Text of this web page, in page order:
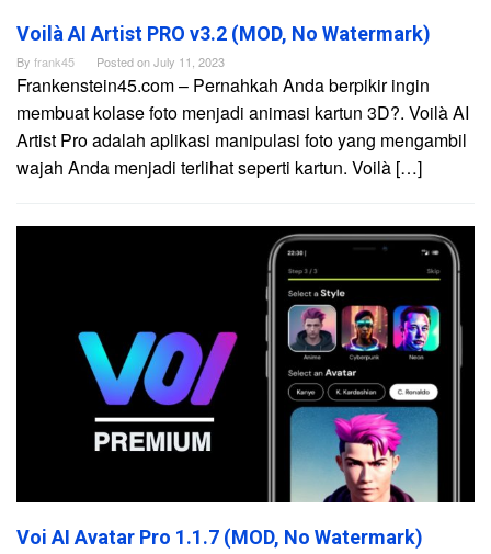
Voilà AI Artist PRO v3.2 (MOD, No Watermark)
By frank45 Posted onJuly 11, 2023
Frankenstein45.com – Pernahkah Anda berpikir ingin
membuat kolase foto menjadi animasi kartun 3D?. Voilà AI
Artist Pro adalah aplikasi manipulasi foto yang mengambil
wajah Anda menjadi terlihat seperti kartun. Voilà […]
Voi AI Avatar Pro 1.1.7 (MOD, No Watermark)